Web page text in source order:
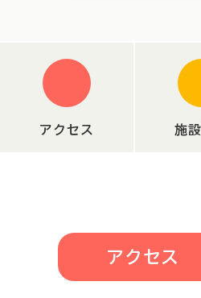
施設パンフレットを
2023.05.08
アクセス 施
アクセス